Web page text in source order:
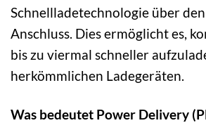
Schnellladetechnologie über den
Anschluss. Dies ermöglicht es,
bis zu viermal schneller
herkömmlichen Ladegeräten.
Was bedeutet Power Delivery